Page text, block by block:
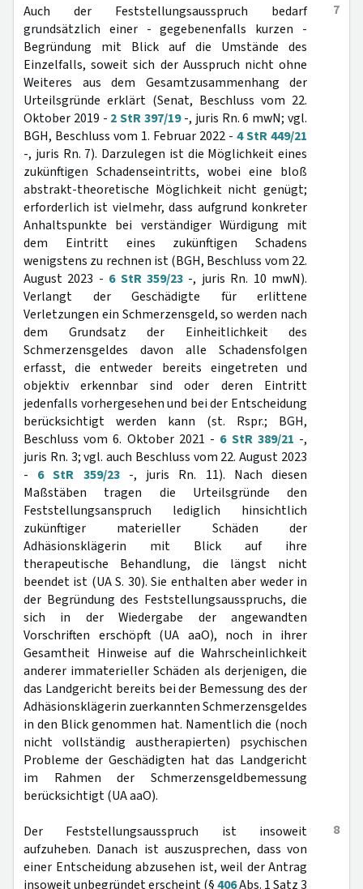
7
Auch der Feststellungsausspruch bedarf
grundsätzlich einer - gegebenenfalls kurzen -
Begründung mit Blick auf die Umstände des
Einzelfalls, soweit sich der Ausspruch nicht ohne
Weiteres aus dem Gesamtzusammenhang der
Urteilsgründe erklärt (Senat, Beschluss vom 22.
Oktober 2019 - 2 StR 397/19-, juris Rn. 6 mwN; vgl.
BGH, Beschluss vom 1. Februar 2022 - 4 StR 449/21
-, juris Rn. 7). Darzulegen ist die Möglichkeit eines
zukünftigen Schadenseintritts, wobei eine bloß
abstrakt-theoretische Möglichkeit nicht genügt;
erforderlich ist vielmehr, dass aufgrund konkreter
Anhaltspunkte bei verständiger Würdigung mit
dem Eintritt eines zukünftigen Schadens
wenigstens zu rechnen ist (BGH, Beschluss vom 22.
August 2023 - 6 StR 359/23 -, juris Rn. 10 mwN).
Verlangt der Geschädigte für erlittene
Verletzungen ein Schmerzensgeld, so werden nach
dem Grundsatz der Einheitlichkeit des
Schmerzensgeldes davon alle Schadensfolgen
erfasst, die entweder bereits eingetreten und
objektiv erkennbar sind oder deren Eintritt
jedenfalls vorhergesehen und bei der Entscheidung
berücksichtigt werden kann (st. Rspr.; BGH,
Beschluss vom 6. Oktober 2021 - 6 StR 389/21 -,
juris Rn. 3; vgl. auch Beschluss vom 22. August 2023
- 6 StR 359/23-, juris Rn. 11). Nach diesen
Maßstäben tragen die Urteilsgründe den
Feststellungsanspruch lediglich hinsichtlich
zukünftiger materieller Schäden der
Adhäsionsklägerin mit Blick auf ihre
therapeutische Behandlung, die längst nicht
beendet ist (UA S. 30). Sie enthalten aber weder in
der Begründung des Feststellungsausspruchs, die
sich in der Wiedergabe der angewandten
Vorschriften erschöpft (UA aaO), noch in ihrer
Gesamtheit Hinweise auf die Wahrscheinlichkeit
anderer immaterieller Schäden als derjenigen, die
das Landgericht bereits bei der Bemessung des der
Adhäsionsklägerin zuerkannten Schmerzensgeldes
in den Blick genommen hat. Namentlich die (noch
nicht vollständig austherapierten) psychischen
Probleme der Geschädigten hat das Landgericht
im Rahmen der Schmerzensgeldbemessung
berücksichtigt (UA aaO).
8
Der Feststellungsausspruch ist insoweit
aufzuheben. Danach ist auszusprechen, dass von
einer Entscheidung abzusehen ist, weil der Antrag
insoweit unbegründet erscheint (§406Abs. 1 Satz 3